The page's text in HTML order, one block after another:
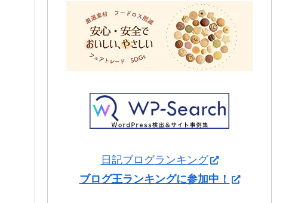
日記ブログランキング
ブログ王ランキングに参加中！